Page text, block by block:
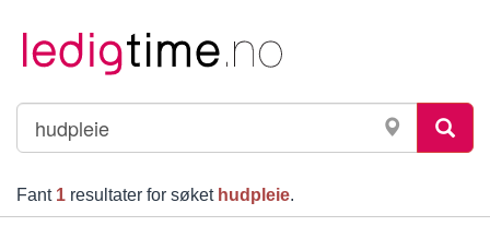
Fant 1 resultater for søket hudpleie.